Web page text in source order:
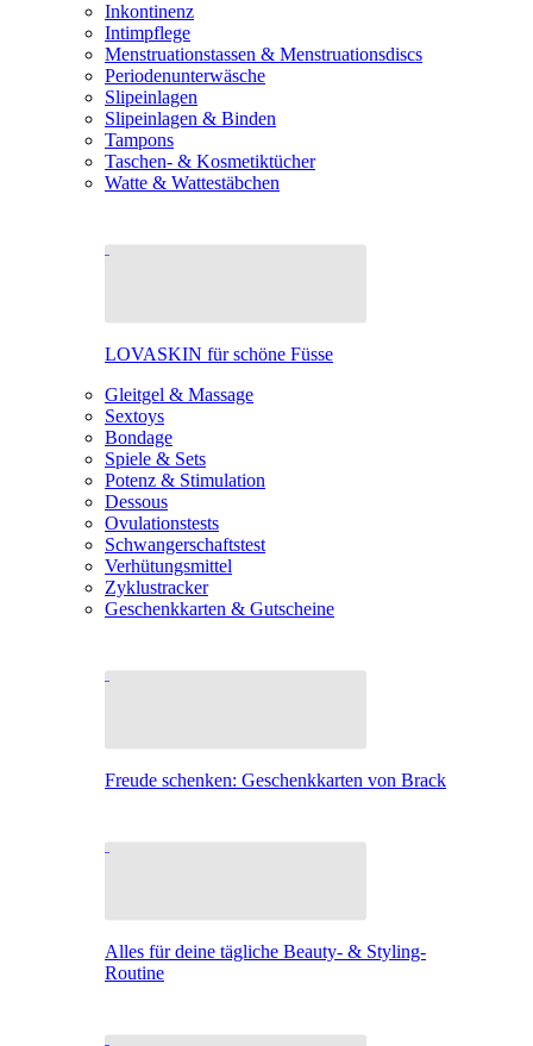
Inkontinenz
Intimpflege
Menstruationstassen & Menstruationsdiscs
Periodenunterwäsche
Slipeinlagen
Slipeinlagen & Binden
Tampons
Taschen- & Kosmetiktücher
Watte & Wattestäbchen
LOVASKIN für schöne Füsse
Gleitgel & Massage
Sextoys
Bondage
Spiele & Sets
Potenz & Stimulation
Dessous
Ovulationstests
Schwangerschaftstest
Verhütungsmittel
Zyklustracker
Geschenkkarten & Gutscheine
Freude schenken: Geschenkkarten von Brack
Alles für deine tägliche Beauty- & Styling-
Routine